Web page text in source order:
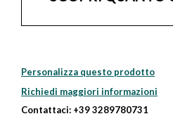
Personalizza questo prodotto
Richiedi maggiori informazioni
Contattaci: +39 3289780731